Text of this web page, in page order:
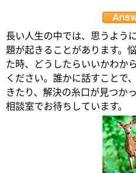
長い人生の中では、思うよう
題が起きることがあります。
た時、どうしたらいいかわか
ください。誰かに話すことで
きたり、解決の糸口が見つか
相談室でお待ちしています。